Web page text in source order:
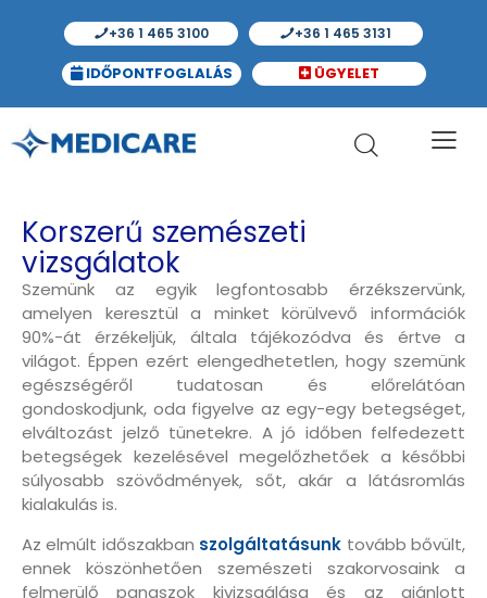
+36 1 465 3100 +36 1 465 3131
IDŐPONTFOGLALÁS ÜGYELET
Korszerű szemészeti
vizsgálatok
Szemünk az egyik legfontosabb érzékszervünk,
amelyen keresztül a minket körülvevő információk
90%-át érzékeljük, általa tájékozódva és értve a
világot. Éppen ezért elengedhetetlen, hogy szemünk
egészségéről tudatosan és előrelátóan
gondoskodjunk, oda figyelve az egy-egy betegséget,
elváltozást jelző tünetekre. A jó időben felfedezett
betegségek kezelésével megelőzhetőek a későbbi
súlyosabb szövődmények, sőt, akár a látásromlás
kialakulás is.
Az elmúlt időszakban szolgáltatásunk tovább bővült,
ennek köszönhetően szemészeti szakorvosaink a
felmerülő panaszok kivizsgálása és az ajánlott